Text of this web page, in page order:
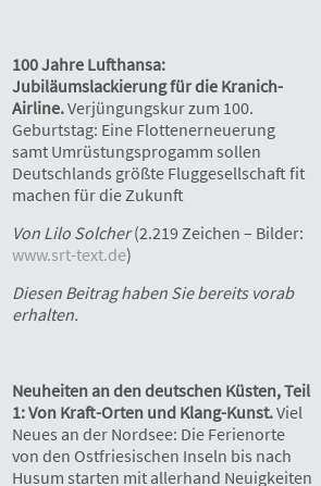
100 Jahre Lufthansa:
Jubiläumslackierung für die Kranich-
Airline.Verjüngungskur zum 100.
Geburtstag: Eine Flottenerneuerung
samt Umrüstungsprogamm sollen
Deutschlands größte Fluggesellschaft fit
machen für die Zukunft
Von Lilo Solcher(2.219 Zeichen – Bilder:
www.srt-text.de)
Diesen Beitrag haben Sie bereits vorab
erhalten.
Neuheiten an den deutschen Küsten, Teil
1: Von Kraft-Orten und Klang-Kunst.Viel
Neues an der Nordsee: Die Ferienorte
von den Ostfriesischen Inseln bis nach
Husum starten mit allerhand Neuigkeiten